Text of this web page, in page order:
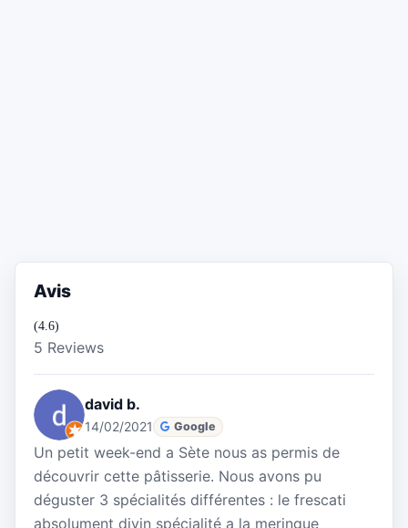
Avis
(4.6)
5 Reviews
david b.
14/02/2021 Google
Un petit week-end a Sète nous as permis de
découvrir cette pâtisserie. Nous avons pu
déguster 3 spécialités différentes : le frescati
absolument divin spécialité a la meringue